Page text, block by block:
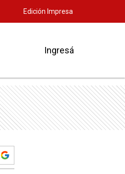
Edición Impresa
Ingresá